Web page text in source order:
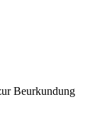
Beurkundung